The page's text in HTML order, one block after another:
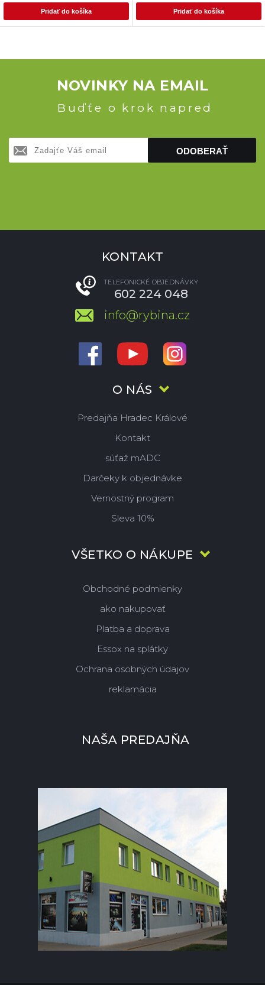
Pridať do košíka Pridať do košíka
NOVINKY NA EMAIL
Buďťe o krok napred
ODOBERAŤ
O NÁS
Predajňa Hradec Králové
Kontakt
súťaž mADC
Darčeky k objednávke
Vernostný program
Sleva 10%
VŠETKO O NÁKUPE
Obchodné podmienky
ako nakupovať
Platba a doprava
Essox na splátky
Ochrana osobných údajov
reklamácia
KONTAKT
TELEFONICKÉ OBJEDNÁVKY
602 224 048
info@rybina.cz
NAŠA PREDAJŇA